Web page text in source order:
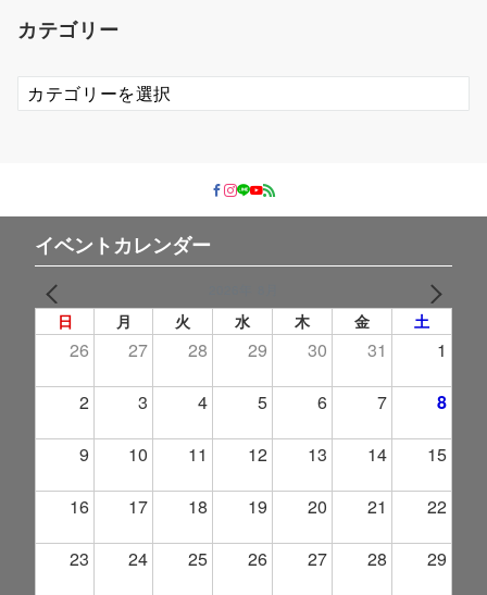
ブ
カテゴリー
カ
テ
イベントカレンダー
日 月 火 水 木 金 土
26 27 28 29 30 31 1
2 3 4 5 6 7 8
9 10 11 12 13 14 15
16 17 18 19 20 21 22
23 24 25 26 27 28 29